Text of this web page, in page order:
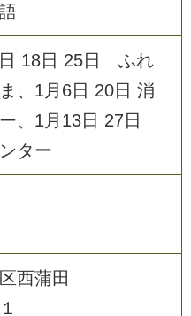
18日 25日 ふれ
、1月6日 20日 消
、1月13日 27日
ター
西蒲田